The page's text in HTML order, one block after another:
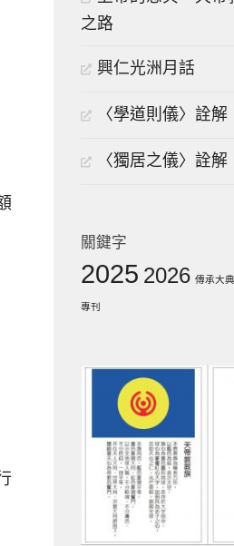
之路
興仁光洲月話
〈學道則儀〉詮解
〈獨居之儀〉詮解
關鍵字
2025 2026 傳承大
專刊